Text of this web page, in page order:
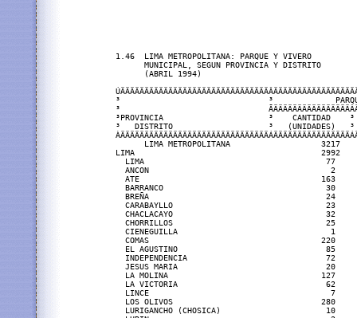
1.46  LIMA METROPOLITANA: PARQUE Y VIVERO
      MUNICIPAL, SEGUN PROVINCIA Y DISTRITO
      (ABRIL 1994)
³                               ³
³
³PROVINCIA                      ³    CANTIDAD    ³
³   DISTRITO                    ³   (UNIDADES)
LIMA METROPOLITANA                   3217
LIMA                                       2992
LIMA                                      77
ANCON                                      2
ATE                                      163
BARRANCO                                  30
BREÑA                                     24
CARABAYLLO                                23
CHACLACAYO                                32
CHORRILLOS                                25
CIENEGUILLA                                1
COMAS                                    220
EL AGUSTINO                               85
INDEPENDENCIA                             72
JESUS MARIA                               20
LA MOLINA                                127
LA VICTORIA                               62
LINCE                                      7
LOS OLIVOS                               280
LURIGANCHO (CHOSICA)                      10